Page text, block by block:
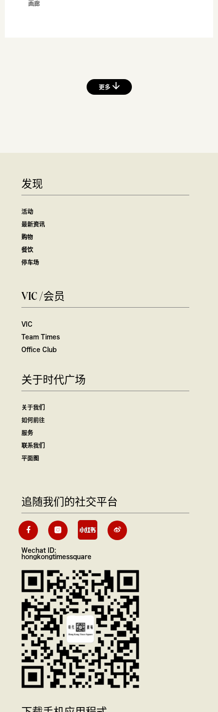
画廊
更多
发现
活动
最新资讯
购物
餐饮
停车场
VIC /会员
VIC
Team Times
Office Club
关于时代广场
关于我们
如何前往
服务
联系我们
平面图
追随我们的社交平台
Wechat ID:
hongkongtimessquare